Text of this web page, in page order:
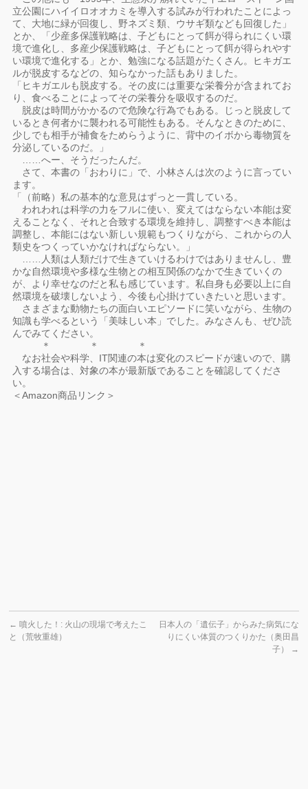
立公園にハイイロオオカミを導入する試みが行われたことによっ
て、大地に緑が回復し、野ネズミ類、ウサギ類なども回復した」
とか、「少産多保護戦略は、子どもにとって餌が得られにくい環
境で進化し、多産少保護戦略は、子どもにとって餌が得られやす
い環境で進化する」とか、勉強になる話題がたくさん。ヒキガエ
ルが脱皮するなどの、知らなかった話もありました。
「ヒキガエルも脱皮する。その皮には重要な栄養分が含まれてお
り、食べることによってその栄養分を吸収するのだ。
脱皮は時間がかかるので危険な行為でもある。じっと脱皮して
いるとき何者かに襲われる可能性もある。そんなときのために、
少しでも相手が補食をためらうように、背中のイボから毒物質を
分泌しているのだ。」
……へー、そうだったんだ。
さて、本書の「おわりに」で、小林さんは次のように言ってい
ます。
「（前略）私の基本的な意見はずっと一貫している。
われわれは科学の力をフルに使い、変えてはならない本能は変
えることなく、それと合致する環境を維持し、調整すべき本能は
調整し、本能にはない新しい規範もつくりながら、これからの人
類史をつくっていかなければならない。」
……人類は人類だけで生きていけるわけではありませんし、豊
かな自然環境や多様な生物との相互関係のなかで生きていくの
が、より幸せなのだと私も感じています。私自身も必要以上に自
然環境を破壊しないよう、今後も心掛けていきたいと思います。
さまざまな動物たちの面白いエピソードに笑いながら、生物の
知識も学べるという「美味しい本」でした。みなさんも、ぜひ読
んでみてください。
＊ ＊ ＊
なお社会や科学、IT関連の本は変化のスピードが速いので、購
入する場合は、対象の本が最新版であることを確認してくださ
い。
＜Amazon商品リンク＞
← 噴火した！: 火山の現場で考えたこ
と（荒牧重雄）
日本人の「遺伝子」からみた病気にな
りにくい体質のつくりかた（奥田昌
子）
→